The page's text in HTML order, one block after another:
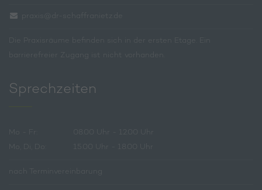
praxis@dr-schaffranietz.de
Die Praxisräume befinden sich in der ersten Etage. Ein
barrierefreier Zugang ist nicht vorhanden.
Sprechzeiten
Mo - Fr:
08.00 Uhr - 12.00 Uhr
Mo, Di, Do:
15.00 Uhr - 18.00 Uhr
nach Terminvereinbarung